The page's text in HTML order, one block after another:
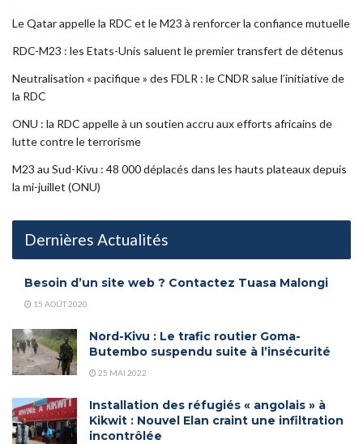
Le Qatar appelle la RDC et le M23 à renforcer la confiance mutuelle
RDC-M23 : les Etats-Unis saluent le premier transfert de détenus
Neutralisation « pacifique » des FDLR : le CNDR salue l’initiative de
la RDC
ONU : la RDC appelle à un soutien accru aux efforts africains de
lutte contre le terrorisme
M23 au Sud-Kivu : 48 000 déplacés dans les hauts plateaux depuis
la mi-juillet (ONU)
Dernières Actualités
Besoin d’un site web ? Contactez Tuasa Malongi
15 AOÛT 2020
Nord-Kivu : Le trafic routier Goma-
Butembo suspendu suite à l’insécurité
25 MAI 2022
Installation des réfugiés « angolais » à
Kikwit : Nouvel Elan craint une infiltration
incontrôlée